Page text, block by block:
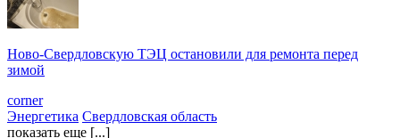
Ново-Свердловскую ТЭЦ остановили для ремонта перед
зимой
corner
Энергетика Свердловская область
показать еще [...]